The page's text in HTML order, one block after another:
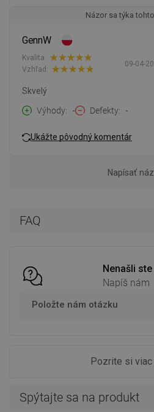
FAQ
Nenašli
Napíš nám
Položte nám otázku
Pozrite si
Názor sa týka
GennW
09-04-
Kvalita:
Vzhľad:
Skvelý
Výhody
- Defekty -
Ukážte pôvodný komentár
Napísať
Spýtajte sa na produkt